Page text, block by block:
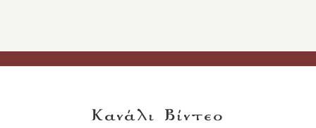
Κανάλι Βίντεο